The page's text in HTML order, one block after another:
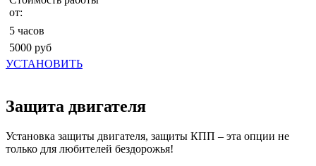
от:
5 часов
5000 руб
УСТАНОВИТЬ
Защита двигателя
Установка защиты двигателя, защиты КПП – эта опции не
только для любителей бездорожья!